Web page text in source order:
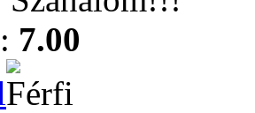
7.00